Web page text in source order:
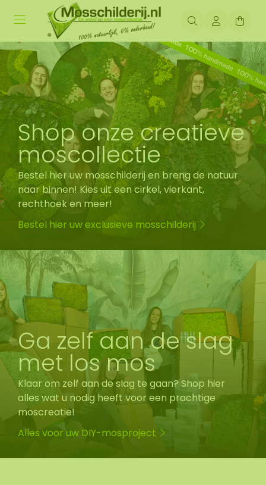
Shop onze creatieve
moscollectie
Bestel hier uw mosschilderij en breng de natuur
naar binnen! Kies uit een cirkel, vierkant,
rechthoek en meer!
Bestel hier uw exclusieve mosschilderij
Ga zelf aan de slag
met los mos
Klaar om zelf aan de slag te gaan? Shop hier
alles wat u nodig heeft voor een prachtige
moscreatie!
Alles voor uw DIY-mosproject